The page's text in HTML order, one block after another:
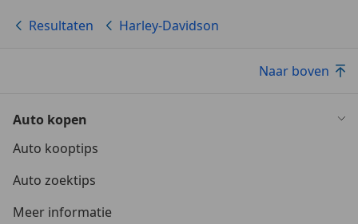
Resultaten Harley-Davidson
Naar boven
Auto kopen
Auto kooptips
Auto zoektips
Meer informatie